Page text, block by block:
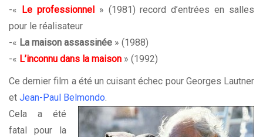
-«
Le professionnel
» (1981) record d’entrées en salles
pour le réalisateur
-« La maison assassinée » (1988)
-« L’inconnu dans la maison » (1992)
Ce dernier film a été un cuisant échec pour Georges Lautner
et Jean-Paul Belmondo.
Cela a été
fatal pour la